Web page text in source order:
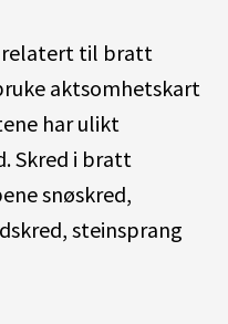
relatert til bratt
aktsomhetskart
har ulikt
Skred i bratt
snøskred,
steinsprang